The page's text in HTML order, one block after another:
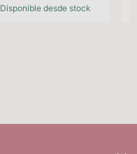
Disponible desde stock